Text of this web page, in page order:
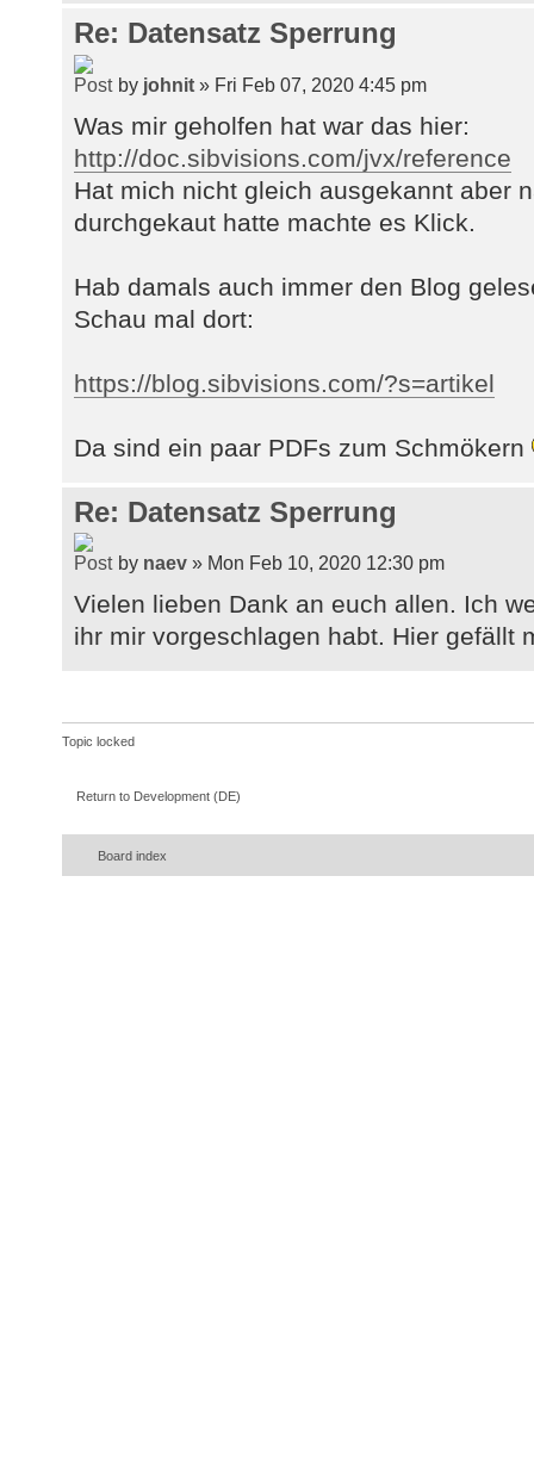
Re: Datensatz Sperrung
by johnit » Fri Feb 07, 2020 4:45 pm
Was mir geholfen hat war das hier:
http://doc.sibvisions.com/jvx/reference
Hat mich nicht gleich ausgekannt aber
durchgekaut hatte machte es Klick.
Hab damals auch immer den Blog
Schau mal dort:
https://blog.sibvisions.com/?s=artikel
Da sind ein paar PDFs zum Schmökern
Re: Datensatz Sperrung
by naev » Mon Feb 10, 2020 12:30 pm
Vielen lieben Dank an euch allen. Ich
ihr mir vorgeschlagen habt. Hier gefällt
Topic locked
Return to Development (DE)
Board index